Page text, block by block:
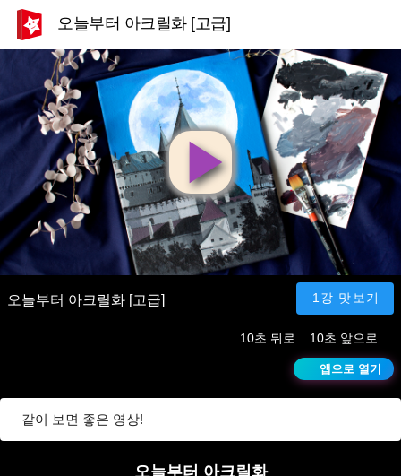
오늘부터 아크릴화 [고급]
영
상
재
생
오늘부터 아크릴화 [고급] 1강 맛보기
10초 뒤로 10초 앞으로
앱으로 열기
같이 보면 좋은 영상!
오늘부터 아크릴화